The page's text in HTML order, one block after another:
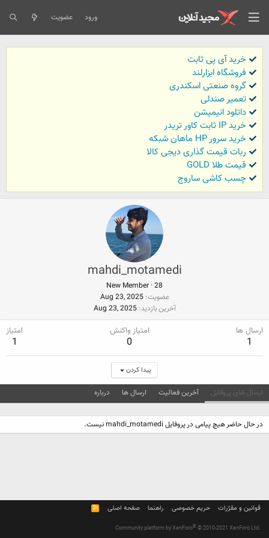
ورود عضویت
خرید آی پی ثابت
فروشگاه ابزارلند
گروه صنعتی اسکندری
تعمیر صندلی
داتلود انیمیشن
خرید IP ثابت کاور تریدر
خرید سرور HP ماهان شبکه
ربات قیمت گذاری دیجی کالا
قیمت طلا GOLD
چسب کاشی ساروج
mahdi_motamedi
New Member · 28
عضویت Aug 23, 2025
آخرین بازدید Aug 23, 2025
ارسال ها
1
امتیاز واکنش
0
امتیاز
1
پیدا کردن
ارسال های پروفایل آخرین فعالیت ارسال ها درباره
در حال حاضر هیچ پیامی در پروفایل mahdi_motamedi نیست.
قوانین و مقرّرات حریم خصوصی راهنما صفحه اصلی
R
S
Community platform by XenForo® © 2010-2021 XenForo Ltd.